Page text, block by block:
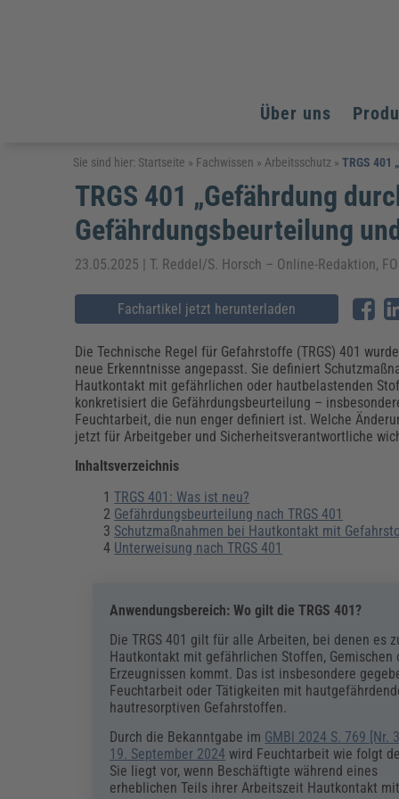
Über uns
Arbeitsschutz
Fachpublikationen & Arbeitshilfen
Arbeitssicherheit & Gesundheitsschutz
Brandschutz
Weiterbildungen (AKADEMIE HERKERT)
Arbeitsschutz & Brandschutz
Assistenz & Office-Management
Baurecht & Architektenrecht
Energieoptimiertes & klimaneutrales Bauen
Nachhaltiges Planen
Bau, Immobilien & Gebäudemanagement
Bildung und Erziehung
Kinderschutz, Jugendhilfe & Inklusion
Datenschutz & IT-Recht
Elektrosicherheit
Fachpublikationen & Arbeitshilfen
Erneuerbare Energien
Weiterbildungen (AKADEMIE HERKERT)
Energie & Umwelt
Geschäftsführung
Führung & Management
Pflegeleitung & Pflegepraxis
Gesundheit & Pflege
Kommunales
Fachpublikationen & Arbeitshilfen
Bauhof
Grünflächen
Bau, Immobilien & Gebäudemanagement
Künstliche Intelligenz
Personalwesen
Personal, Ausbildung & Recht
Reisekosten und Finanzen
Weiterbildungen (AKADEMIE HERKERT)
Zoll & Export
Arbeitsschutz
Bildung und Erziehung
Energie und Umwelt
Kommunales
Reisekosten und Finanzen
Arbeitsschutz
Bildung und Erziehung
Energie und Umwelt
Kommunales
Reisekosten und Finanzen
Sie sind hier: Startseite » Fachwissen »Arbeitsschutz »TRGS 401
TRGS 401 „Gefährdung
Gefährdungsbeurteilung
23.05.2025 | T. Reddel/S. Horsch – Online-Redaktion,
Fachartikel jetzt herunterladen
Die Technische Regel für Gefahrstoffe (TRGS) 401
neue Erkenntnisse angepasst. Sie definiert
Hautkontakt mit gefährlichen oder hautbelastenden
konkretisiert die Gefährdungsbeurteilung –
Feuchtarbeit, die nun enger definiert ist. Welche
jetzt für Arbeitgeber und Sicherheitsverantwortliche
Inhaltsverzeichnis
TRGS 401: Was ist neu?
Gefährdungsbeurteilung nach TRGS 401
Schutzmaßnahmen bei Hautkontakt mit
Unterweisung nach TRGS 401
Anwendungsbereich: Wo gilt die TRGS 401?
Die TRGS 401 gilt für alle Arbeiten, bei denen es
Hautkontakt mit gefährlichen Stoffen, Gemischen
Erzeugnissen kommt. Das ist insbesondere
Feuchtarbeit oder Tätigkeiten mit
hautresorptiven Gefahrstoffen.
Durch die Bekanntgabe im GMBl 2024 S. 769 [Nr.
19. September 2024 wird Feuchtarbeit wie folgt
Sie liegt vor, wenn Beschäftigte während eines
erheblichen Teils ihrer Arbeitszeit Hautkontakt